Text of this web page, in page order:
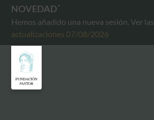
NOVEDAD
Hemos añadido una nueva sesión. Ver las
actualizaciones 07/08/2026